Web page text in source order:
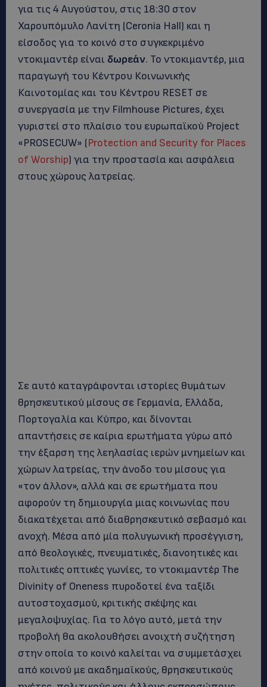
για τις 4 Αυγούστου, στις 18:30 στον
Χαρουπόμυλο Λανίτη (Ceronia Hall) και η
είσοδος για το κοινό στο συγκεκριμένο
ντοκιμαντέρ είναι δωρεάν. Το ντοκιμαντέρ, μια
παραγωγή του Κέντρου Κοινωνικής
Καινοτομίας και του Κέντρου RESET σε
συνεργασία με την Filmhouse Pictures, έχει
γυριστεί στο πλαίσιο του ευρωπαϊκού Project
«PROSECUW» (Protection and Security for Places
of Worship) για την προστασία και ασφάλεια
στους χώρους λατρείας.
Σε αυτό καταγράφονται ιστορίες θυμάτων
θρησκευτικού μίσους σε Γερμανία, Ελλάδα,
Πορτογαλία και Κύπρο, και δίνονται
απαντήσεις σε καίρια ερωτήματα γύρω από
την έξαρση της λεηλασίας ιερών μνημείων και
χώρων λατρείας, την άνοδο του μίσους για
«τον άλλον», αλλά και σε ερωτήματα που
αφορούν τη δημιουργία μιας κοινωνίας που
διακατέχεται από διαθρησκευτικό σεβασμό και
ανοχή. Μέσα από μία πολυγωνική προσέγγιση,
από θεολογικές, πνευματικές, διανοητικές και
πολιτικές οπτικές γωνίες, το ντοκιμαντέρ The
Divinity of Oneness πυροδοτεί ένα ταξίδι
αυτοστοχασμού, κριτικής σκέψης και
μεγαλοψυχίας. Για το λόγο αυτό, μετά την
προβολή θα ακολουθήσει ανοιχτή συζήτηση
στην οποία το κοινό καλείται να συμμετάσχει
από κοινού με ακαδημαϊκούς, θρησκευτικούς